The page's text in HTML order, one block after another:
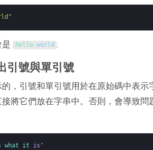
hello world .
引號與單引號
，引號和單引號用於在原始碼中表示
將它們放在字串中。否則，會導致問
what it is '